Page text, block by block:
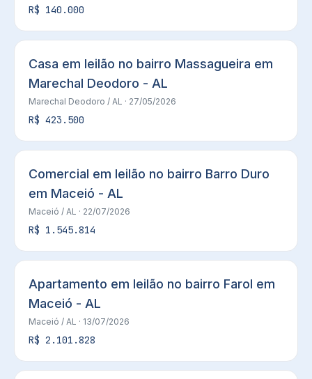
R$ 140.000
Casa em leilão no bairro Massagueira em
Marechal Deodoro - AL
Marechal Deodoro / AL · 27/05/2026
R$ 423.500
Comercial em leilão no bairro Barro Duro
em Maceió - AL
Maceió / AL · 22/07/2026
R$ 1.545.814
Apartamento em leilão no bairro Farol em
Maceió - AL
Maceió / AL · 13/07/2026
R$ 2.101.828